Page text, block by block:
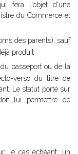
fera l'objet d'une
du Commerce et
des parents), sauf
produit
passeport ou de la
verso du titre de
Le statut porté sur
lui permettre de
le cas échéant, un